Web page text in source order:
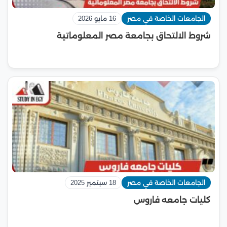
الجامعات الخاصة في مصر 16 مايو 2026
شروط الالتحاق بجامعة مصر المعلوماتية
الجامعات الخاصة في مصر 18 سبتمبر 2025
كليات جامعه فاروس